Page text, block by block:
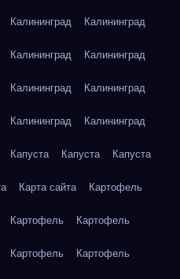
Калининград Калининград
Калининград Калининград
Калининград Калининград
Калининград Калининград
Капуста Капуста Капуста
Карта сайта Картофель
Картофель Картофель
Картофель Картофель